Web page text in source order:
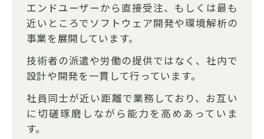
エンドユーザーから直接受注、もしくは最も
近いところでソフトウェア開発や環境解析の
事業を展開しています。
技術者の派遣や労働の提供ではなく、社内で
設計や開発を一貫して行っています。
社員同士が近い距離で業務しており、お互い
に切磋琢磨しながら能力を高めあっていま
す。